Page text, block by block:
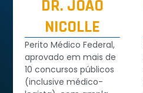
DR. JOÃO
NICOLLE
Perito Médico Federal,
aprovado em mais de
10 concursos públicos
(inclusive médico-